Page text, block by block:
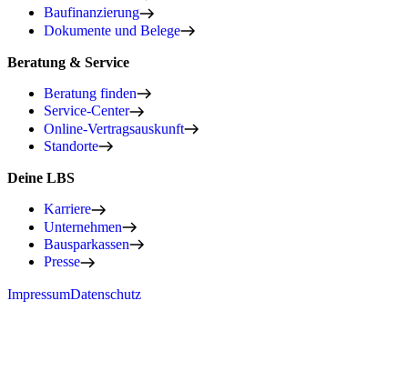
Baufinanzierung
Dokumente und Belege
Beratung & Service
Beratung finden
Service-Center
Online-Vertragsauskunft
Standorte
Deine LBS
Karriere
Unternehmen
Bausparkassen
Presse
ImpressumDatenschutz